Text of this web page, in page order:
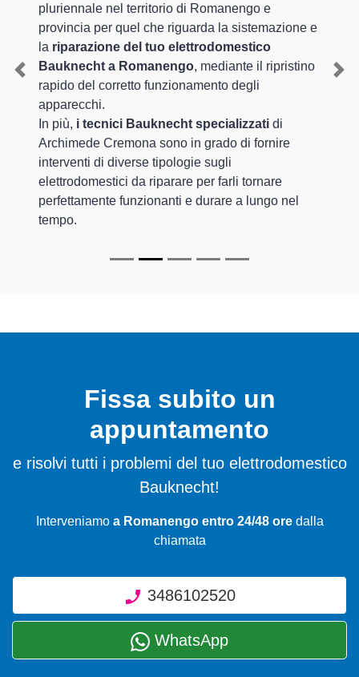
pluriennale nel territorio di Romanengo e
provincia per quel che riguarda la sistemazione e
la riparazione del tuo elettrodomestico
Bauknecht a Romanengo, mediante il ripristino
rapido del corretto funzionamento degli
apparecchi.
In più, i tecnici Bauknecht specializzati di
Archimede Cremona sono in grado di fornire
interventi di diverse tipologie sugli
elettrodomestici da riparare per farli tornare
perfettamente funzionanti e durare a lungo nel
tempo.
Previous
Fissa subito un
appuntamento
e risolvi tutti i problemi del tuo elettrodomestico
Bauknecht!
Interveniamo a Romanengo entro 24/48 oredalla
chiamata
3486102520
WhatsApp